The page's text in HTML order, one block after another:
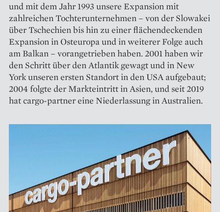
und mit dem Jahr 1993 unsere Expansion mit
zahlreichen ­Tochterunternehmen – von der Slowakei
über Tschechien bis hin zu einer flächendeckenden
Expansion in Osteuropa und in weiterer Folge auch
am Balkan – vorangetrieben haben. 2001 haben wir
den Schritt über den Atlantik gewagt und in New
York unseren ersten Standort in den USA aufgebaut;
2004 folgte der Markteintritt in Asien, und seit 2019
hat cargo-partner eine Niederlassung in Australien.